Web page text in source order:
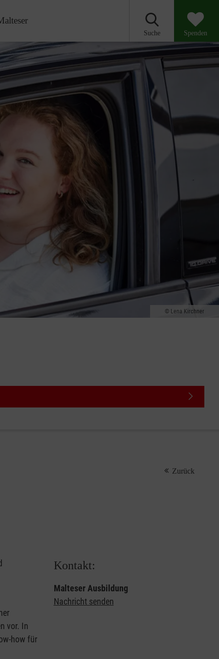
Suche Spenden
Lena Kirchner
Zurück
vor. In
how für
Kontakt:
Malteser Ausbildung
Nachricht senden